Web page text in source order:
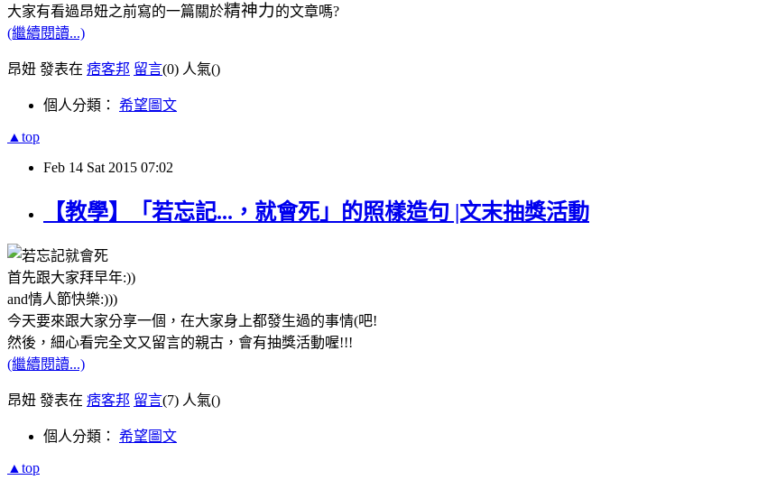
大家有看過昂妞之前寫的一篇關於精神力的文章嗎?
(繼續閱讀...)
昂妞 發表在 痞客邦 留言(0) 人氣()
個人分類： 希望圖文
▲top
Feb 14 Sat 2015 07:02
【教學】「若忘記...，就會死」的照樣造句 |文末抽獎活動
首先跟大家拜早年:))
and情人節快樂:)))
今天要來跟大家分享一個，在大家身上都發生過的事情(吧!
然後，細心看完全文又留言的親古，會有抽獎活動喔!!!
(繼續閱讀...)
昂妞 發表在 痞客邦 留言(7) 人氣()
個人分類： 希望圖文
▲top